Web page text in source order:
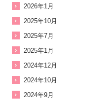
2026年1月
2025年10月
2025年7月
2025年1月
2024年12月
2024年10月
2024年9月